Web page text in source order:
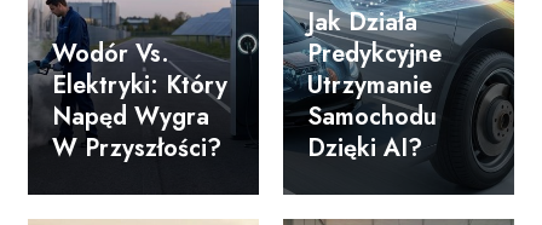
Wodór Vs.
Elektryki: Który
Napęd Wygra
W Przyszłości?
Jak Działa
Predykcyjne
Utrzymanie
Samochodu
Dzięki AI?